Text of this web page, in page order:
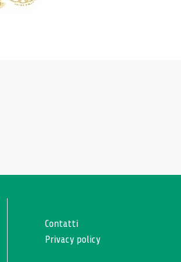
Contatti
Privacy policy